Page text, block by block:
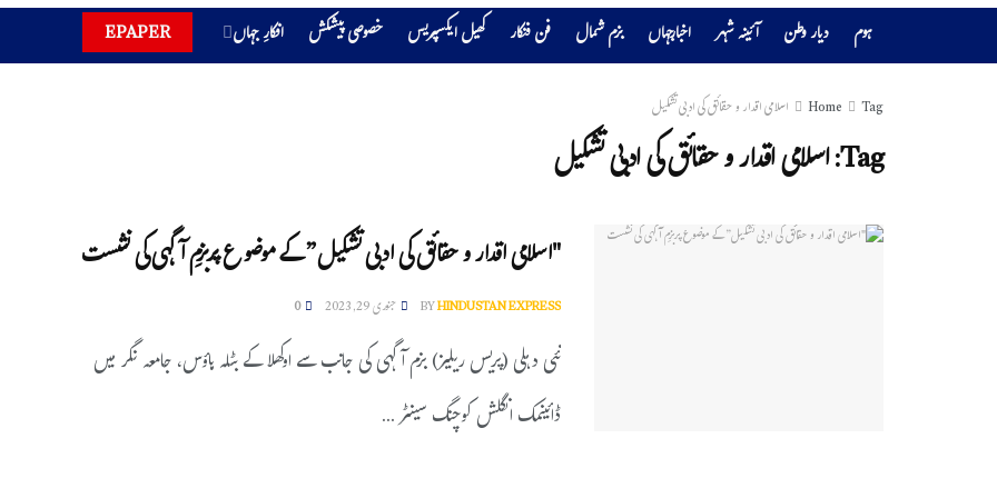
ہوم دیار وطن آئینہ شہر اخبارجہاں بزم شمال فن فنکار کھیل ایکسپریس خصوصی پیشکش افکارِ جہاں EPAPER
Home Tag اسلامی اقدار و حقائق کی ادبی تشکیل
Tag:اسلامی اقدار و حقائق کی ادبی تشکیل
"اسلامی اقدار و حقائق کی ادبی تشکیل” کے موضوع پربزمِ آگہی کی نشست
BYHINDUSTAN EXPRESS جنوری 29, 2023 0
نئی دہلی (پریس ریلیز) بزم آگہی کی جانب سے اوکھلا کے بٹلہ ہاؤس، جامعہ نگر میں
ڈائینمک انگلش کوچنگ سینٹر ...